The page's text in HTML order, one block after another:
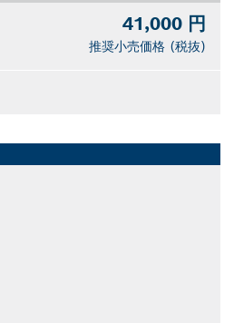
41,000 円
推奨小売価格 (税抜)